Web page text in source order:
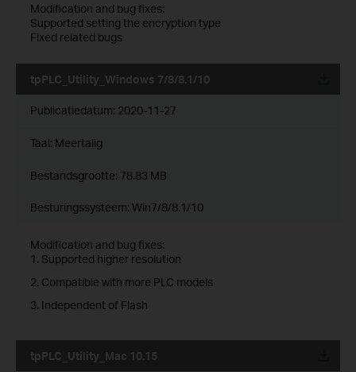
Modification and bug fixes:
Supported setting the encryption type
Fixed related bugs
tpPLC_Utility_Windows 7/8/8.1/10
Publicatiedatum: 2020-11-27
Taal: Meertalig
Bestandsgrootte: 78.83 MB
Besturingssysteem: Win7/8/8.1/10
Modification and bug fixes:
1. Supported higher resolution
2. Compatible with more PLC models
3. Independent of Flash
tpPLC_Utility_Mac 10.15